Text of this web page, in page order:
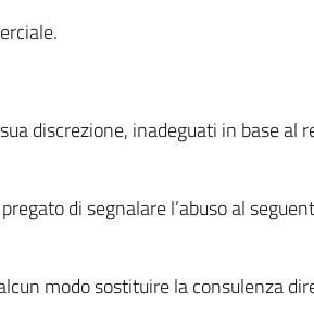
discrezione, inadeguati in base al
di segnalare l’abuso al
modo sostituire la consulenza